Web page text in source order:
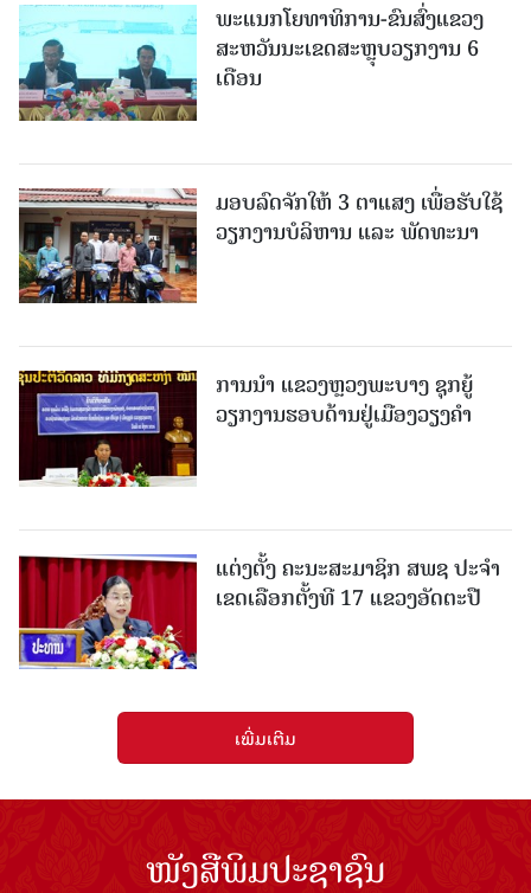
ພະແນກໂຍທາທິການ-ຂົນສົ່ງແຂວງ
ສະຫວັນນະເຂດສະຫຼຸບວຽກງານ 6
ເດືອນ
ມອບລົດຈັກໃຫ້ 3 ຕາແສງ ເພື່ອຮັບໃຊ້
ວຽກງານບໍລິຫານ ແລະ ພັດທະນາ
ການນຳ ແຂວງຫຼວງພະບາງ ຊຸກຍູ້
ວຽກງານຮອບດ້ານຢູ່ເມືອງວຽງຄໍາ
ແຕ່ງຕັ້ງ ຄະນະສະມາຊິກ ສພຊ ປະຈຳ
ເຂດເລືອກຕັ້ງທີ 17 ແຂວງອັດຕະປື
ເພີ່ມເຕີມ
ໜັງສືພິມປະຊາຊົນ